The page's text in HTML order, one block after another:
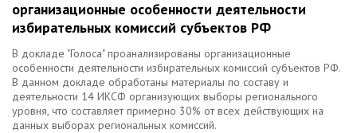
организационные особенности деятельности
избирательных комиссий субъектов РФ
В докладе "Голоса" проанализированы организационные
особенности деятельности избирательных комиссий субъектов РФ.
В данном докладе обработаны материалы по составу и
деятельности 14 ИКСФ организующих выборы регионального
уровня, что составляет примерно 30% от всех действующих на
данных выборах региональных комиссий.